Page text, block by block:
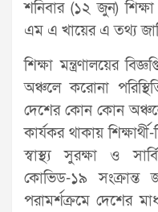
শনিবার (১২ জুন) শিক্ষা
এম এ খায়ের এ তথ্য
শিক্ষা মন্ত্রণালয়ের
অঞ্চলে করোনা
দেশের কোন কোন
কার্যকর থাকায়
স্বাস্থ্য সুরক্ষা ও
কোভিড-১৯ সংক্রান্ত
পরামর্শক্রমে দেশের